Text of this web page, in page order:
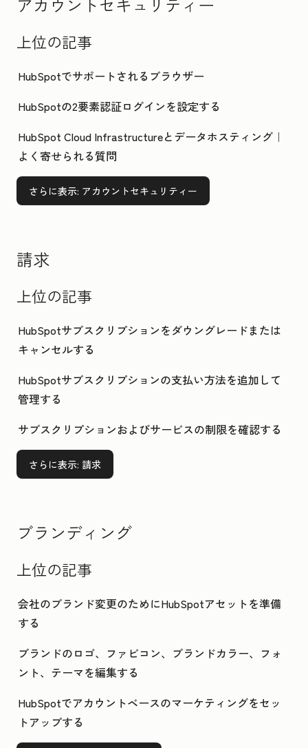
上位の記事
HubSpotでサポートされるブラウザー
HubSpotの2要素認証ログインを設定する
HubSpot Cloud Infrastructureとデータホスティング｜
よく寄せられる質問
さらに表示: アカウントセキュリティー
請求
上位の記事
HubSpotサブスクリプションをダウングレードまたは
キャンセルする
HubSpotサブスクリプションの支払い方法を追加して
管理する
サブスクリプションおよびサービスの制限を確認する
さらに表示: 請求
ブランディング
上位の記事
会社のブランド変更のためにHubSpotアセットを準備
する
ブランドのロゴ、ファビコン、ブランドカラー、フォ
ント、テーマを編集する
HubSpotでアカウントベースのマーケティングをセッ
トアップする